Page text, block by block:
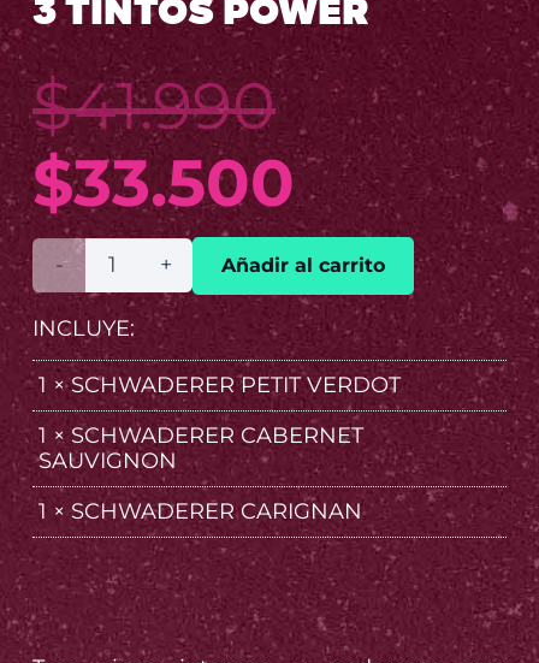
3 TINTOS POWER
$41.990
El
precio
original
era:
$41.990.
$33.500El
precio
actual
es:
3
TINTOS
POWER
cantidad
Añadir al carrito
INCLUYE:
1 ×SCHWADERER PETIT VERDOT
1 × SCHWADERER CABERNET
SAUVIGNON
1 × SCHWADERER CARIGNAN